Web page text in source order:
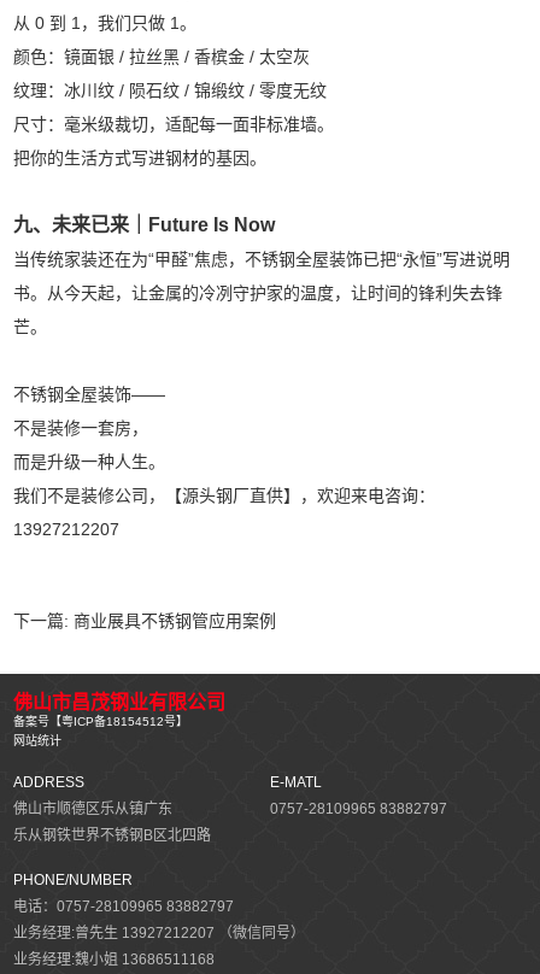
从 0 到 1，我们只做 1。
颜色：镜面银 / 拉丝黑 / 香槟金 / 太空灰
纹理：冰川纹 / 陨石纹 / 锦缎纹 / 零度无纹
尺寸：毫米级裁切，适配每一面非标准墙。
把你的生活方式写进钢材的基因。
九、未来已来｜Future Is Now
当传统家装还在为“甲醛”焦虑，不锈钢全屋装饰已把“永恒”写进说明
书。从今天起，让金属的冷冽守护家的温度，让时间的锋利失去锋
芒。
不锈钢全屋装饰——
不是装修一套房，
而是升级一种人生。
我们不是装修公司，【源头钢厂直供】，欢迎来电咨询：
13927212207
下一篇:商业展具不锈钢管应用案例
佛山市昌茂钢业有限公司
备案号【粤ICP备18154512号】
网站统计
ADDRESS
佛山市顺德区乐从镇广东
乐从钢铁世界不锈钢B区北四路
E-MATL
0757-28109965 83882797
PHONE/NUMBER
电话：0757-28109965 83882797
业务经理:曾先生 13927212207 （微信同号）
业务经理:魏小姐 13686511168